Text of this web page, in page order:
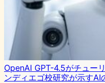
OpenAI GPT-4.5がチュー
ンディエゴ校研究が示すAI